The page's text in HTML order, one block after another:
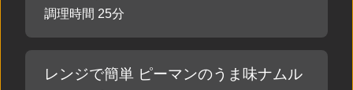
調理時間 25分
レンジで簡単 ピーマンのうま味ナムル